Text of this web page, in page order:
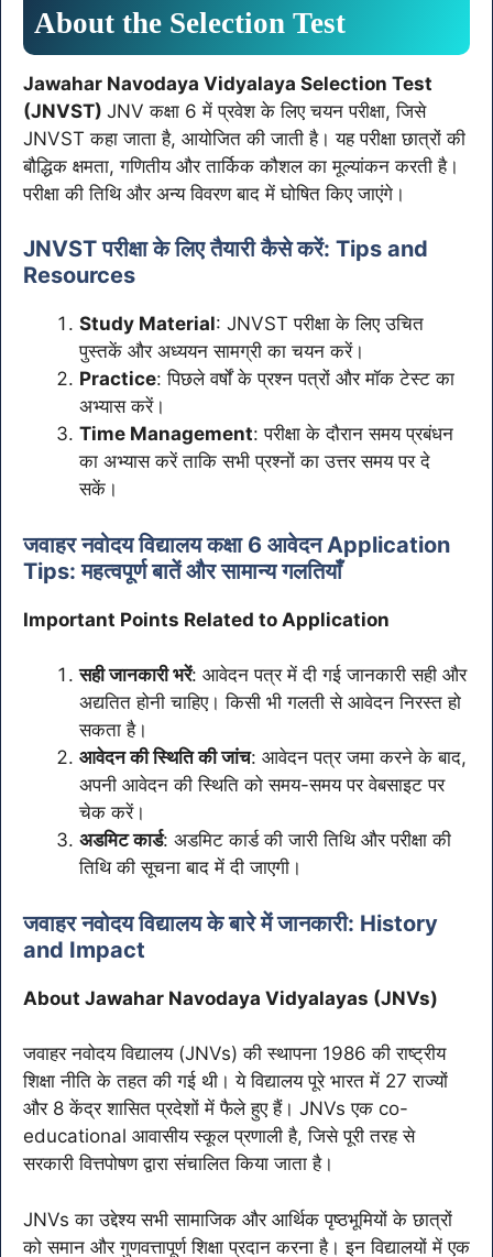
About the Selection Test
Jawahar Navodaya Vidyalaya Selection Test
(JNVST) JNV कक्षा 6 में प्रवेश के लिए चयन परीक्षा, जिसे
JNVST कहा जाता है, आयोजित की जाती है। यह परीक्षा छात्रों की
बौद्धिक क्षमता, गणितीय और तार्किक कौशल का मूल्यांकन करती है।
परीक्षा की तिथि और अन्य विवरण बाद में घोषित किए जाएंगे।
JNVST परीक्षा के लिए तैयारी कैसे करें: Tips and
Resources
Study Material: JNVST परीक्षा के लिए उचित
पुस्तकें और अध्ययन सामग्री का चयन करें।
Practice: पिछले वर्षों के प्रश्न पत्रों और मॉक टेस्ट का
अभ्यास करें।
Time Management: परीक्षा के दौरान समय प्रबंधन
का अभ्यास करें ताकि सभी प्रश्नों का उत्तर समय पर दे
सकें।
जवाहर नवोदय विद्यालय कक्षा 6 आवेदन Application
Tips: महत्वपूर्ण बातें और सामान्य गलतियाँ
Important Points Related to Application
सही जानकारी भरें: आवेदन पत्र में दी गई जानकारी सही और
अद्यतित होनी चाहिए। किसी भी गलती से आवेदन निरस्त हो
सकता है।
आवेदन की स्थिति की जांच: आवेदन पत्र जमा करने के बाद,
अपनी आवेदन की स्थिति को समय-समय पर वेबसाइट पर
चेक करें।
अडमिट कार्ड: अडमिट कार्ड की जारी तिथि और परीक्षा की
तिथि की सूचना बाद में दी जाएगी।
जवाहर नवोदय विद्यालय के बारे में जानकारी: History
and Impact
About Jawahar Navodaya Vidyalayas (JNVs)
जवाहर नवोदय विद्यालय (JNVs) की स्थापना 1986 की राष्ट्रीय
शिक्षा नीति के तहत की गई थी। ये विद्यालय पूरे भारत में 27 राज्यों
और 8 केंद्र शासित प्रदेशों में फैले हुए हैं। JNVs एक co-
educational आवासीय स्कूल प्रणाली है, जिसे पूरी तरह से
सरकारी वित्तपोषण द्वारा संचालित किया जाता है।
JNVs का उद्देश्य सभी सामाजिक और आर्थिक पृष्ठभूमियों के छात्रों
को समान और गुणवत्तापूर्ण शिक्षा प्रदान करना है। इन विद्यालयों में एक